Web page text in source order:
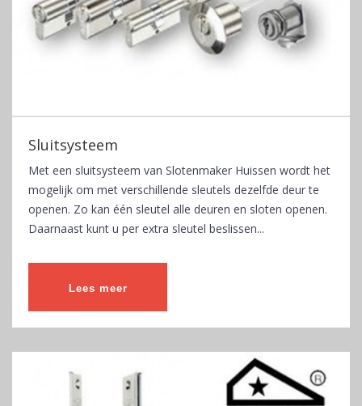
Sluitsysteem
Met een sluitsysteem van Slotenmaker Huissen wordt het
mogelijk om met verschillende sleutels dezelfde deur te
openen. Zo kan één sleutel alle deuren en sloten openen.
Daarnaast kunt u per extra sleutel beslissen...
Lees meer